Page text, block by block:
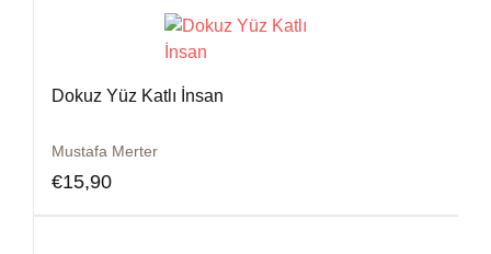
Dokuz Yüz Katlı İnsan
Mustafa Merter
€15,90